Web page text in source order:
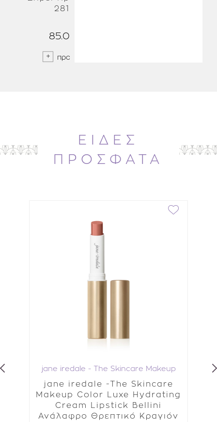
281ml
85.00 €
προσθήκη
ΕΙΔΕΣ
ΠΡΟΣΦΑΤΑ
jane iredale - The Skincare Makeup
jane iredale -The Skincare
Makeup Color Luxe Hydrating
Cream Lipstick Bellini
Ανάλαφρο Θρεπτικό Κραγιόν